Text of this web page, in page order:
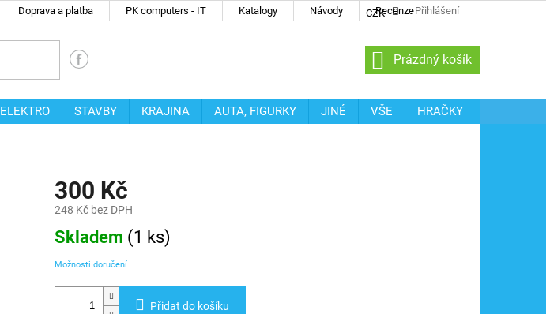
Doprava a platba PK computers - IT Katalogy Návody Recenze
CZK Přihlášení
NÁKUPNÍ
KOŠÍK
Prázdný košík
ELEKTRO STAVBY KRAJINA AUTA, FIGURKY JINÉ VŠE
HRAČKY
300 Kč
248 Kč bez DPH
Měrná
cena:
Skladem (1 ks)
Možnosti doručení
Přidat do košíku